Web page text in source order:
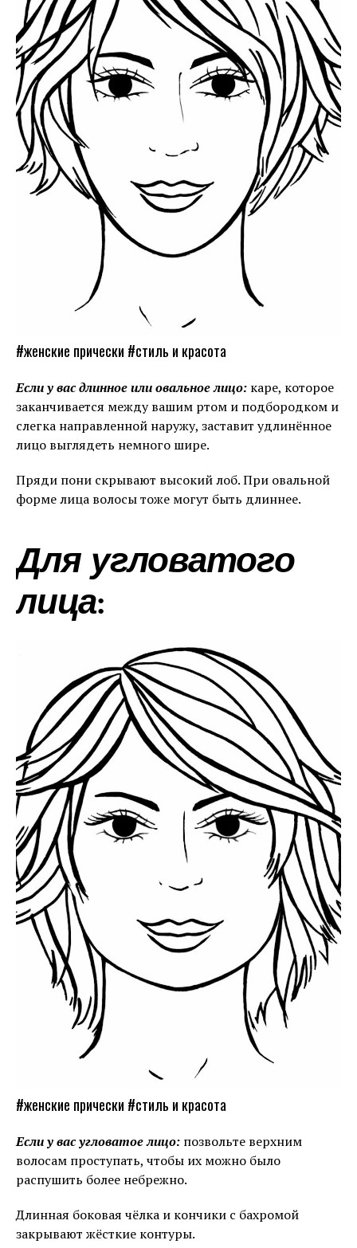
#женские прически #стиль и красота
Если у вас длинное или овальное лицо: каре, которое
заканчивается между вашим ртом и подбородком и
слегка направленной наружу, заставит удлинённое
лицо выглядеть немного шире.
Пряди пони скрывают высокий лоб. При овальной
форме лица волосы тоже могут быть длиннее.
Для угловатого
лица:
#женские прически #стиль и красота
Если у вас угловатое лицо: позвольте верхним
волосам проступать, чтобы их можно было
распушить более небрежно.
Длинная боковая чёлка и кончики с бахромой
закрывают жёсткие контуры.